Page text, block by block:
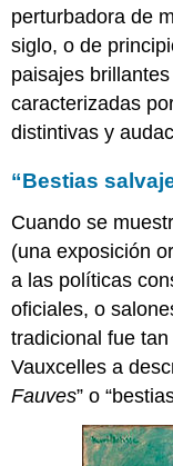
perturbadora de
siglo, o de
paisajes
caracterizadas
distintivas y
“Bestias
Cuando se
(una exposición
a las políticas
oficiales, o
tradicional fue
Vauxcelles a
Fauves” o